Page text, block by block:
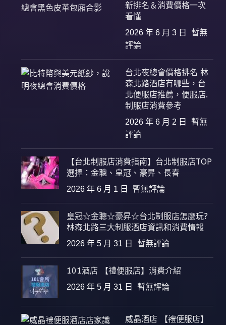
新排名＆消費價格一次
看懂
2026 年 6 月 3 日
暫無
評論
台北夜總會價格排名 林
森北路酒店有哪些，台
北便服店推薦，便服店.
制服店消費參考
2026 年 6 月 2 日
暫無
評論
【台北制服店消費指南】台北制服店TOP
選擇：金聰、皇冠、豪昇、長春
2026 年 6 月 1 日 暫無評論
皇冠☆金聰☆豪昇☆台北制服店怎麼玩?
林森北路三大制服酒店資訊和消費情報
2026 年 5 月 31 日 暫無評論
101酒店 【禮便服店】消費介紹
2026 年 5 月 31 日 暫無評論
威晶酒店 【禮便服店】